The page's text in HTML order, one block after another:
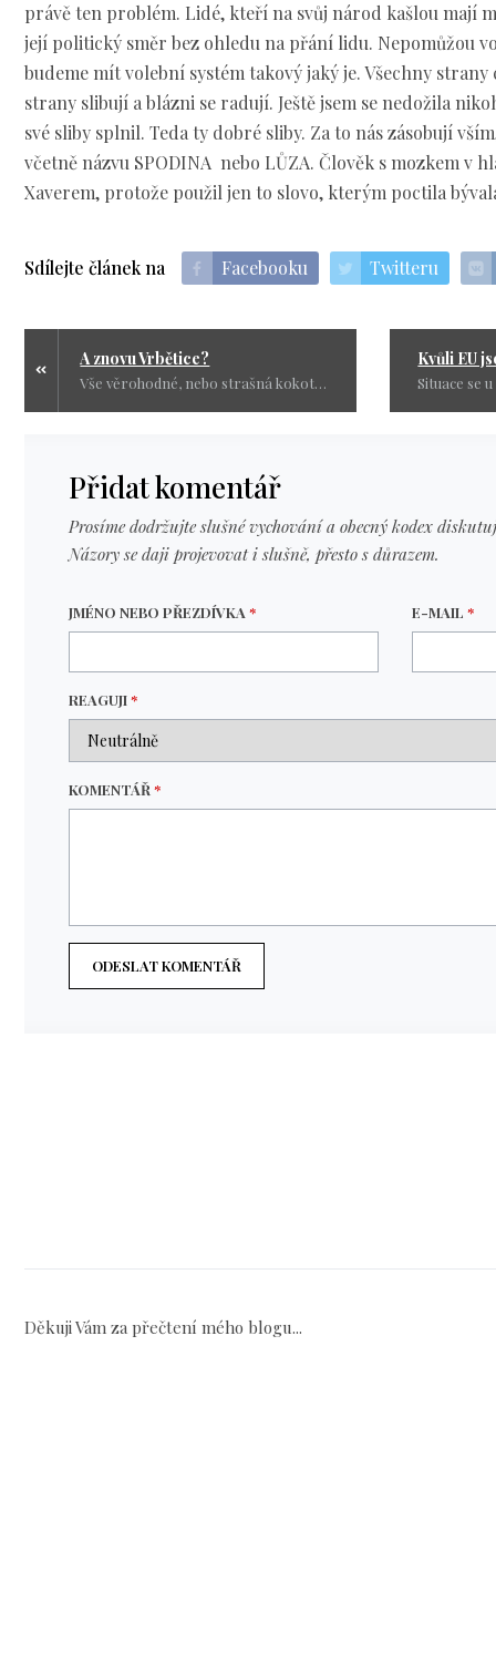
právě ten problém. Lidé, kteří na svůj národ kašlou mají
její politický směr bez ohledu na přání lidu. Nepomůžou
budeme mít volební systém takový jaký je. Všechny
strany slibují a blázni se radují. Ještě jsem se nedožila
své sliby splnil. Teda ty dobré sliby. Za to nás zásobují
včetně názvu SPODINA nebo LŮZA. Člověk s mozkem v
Xaverem, protože použil jen to slovo, kterým poctila
Sdílejte článek na Facebooku Twitteru
A znovu Vrbětice?
Vše věrohodné, nebo strašná kokotina? To druhé je pravda. Všem těm, kteří neochvějně věří, že co ruský agent to debil, připomínám jedno staré moudro. Věřit neznamená vědět!
Přidat komentář
Prosíme dodržujte slušné vychování a obecný kodex
Názory se daji projevovat i slušně, přesto s důrazem.
JMÉNO NEBO PŘEZDÍVKA* E-MAIL*
REAGUJI*
KOMENTÁŘ*
ODESLAT KOMENTÁŘ
Děkuji Vám za přečtení mého blogu...